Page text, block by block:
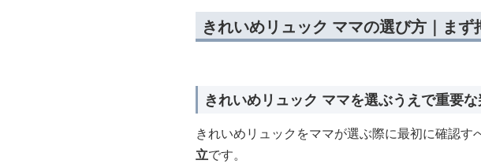
きれいめリュック ママの選び方｜まず
きれいめリュック ママを選ぶうえで重要
きれいめリュックをママが選ぶ際に最初に確認す
立です。